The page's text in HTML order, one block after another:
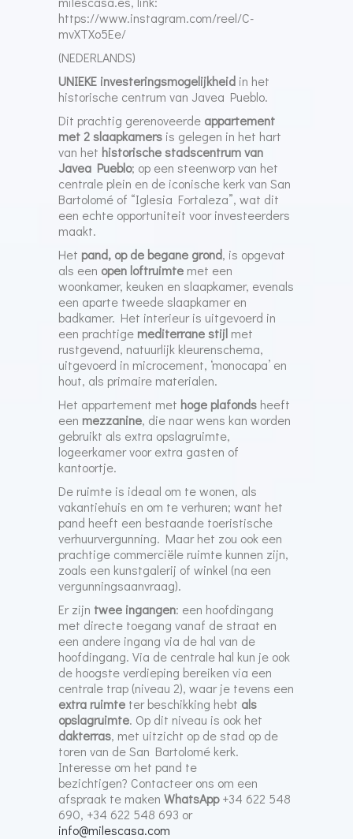
https://www.instagram.com/reel/C-
mvXTXo5Ee/
(NEDERLANDS)
UNIEKE investeringsmogelijkheid in het
historische centrum van Javea Pueblo.
Dit prachtig gerenoveerde appartement
met 2 slaapkamers is gelegen in het hart
van het historische stadscentrum van
Javea Pueblo; op een steenworp van het
centrale plein en de iconische kerk van San
Bartolomé of “Iglesia Fortaleza”, wat dit
een echte opportuniteit voor investeerders
maakt.
Het pand, op de begane grond, is opgevat
als een open loftruimte met een
woonkamer, keuken en slaapkamer, evenals
een aparte tweede slaapkamer en
badkamer. Het interieur is uitgevoerd in
een prachtige mediterrane stijl met
rustgevend, natuurlijk kleurenschema,
uitgevoerd in microcement, ‘monocapa’ en
hout, als primaire materialen.
Het appartement met hoge plafonds heeft
een mezzanine, die naar wens kan worden
gebruikt als extra opslagruimte,
logeerkamer voor extra gasten of
kantoortje.
De ruimte is ideaal om te wonen, als
vakantiehuis en om te verhuren; want het
pand heeft een bestaande toeristische
verhuurvergunning. Maar het zou ook een
prachtige commerciële ruimte kunnen zijn,
zoals een kunstgalerij of winkel (na een
vergunningsaanvraag).
Er zijn twee ingangen: een hoofdingang
met directe toegang vanaf de straat en
een andere ingang via de hal van de
hoofdingang. Via de centrale hal kun je ook
de hoogste verdieping bereiken via een
centrale trap (niveau 2), waar je tevens een
extra ruimte ter beschikking hebt als
opslagruimte. Op dit niveau is ook het
dakterras, met uitzicht op de stad op de
toren van de San Bartolomé kerk.
Interesse om het pand te
bezichtigen? Contacteer ons om een
afspraak te maken WhatsApp+34 622 548
690, +34 622 548 693 or
info@milescasa.com